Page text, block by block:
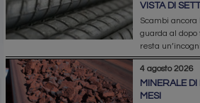
VISTA DI
Scambi
guarda al dopo
resta
4 agosto 2026
MINERALE
MESI